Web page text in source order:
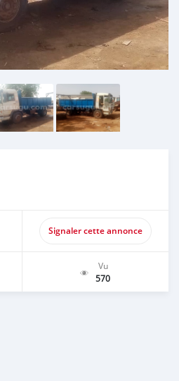
Signaler cette annonce
Vu
570